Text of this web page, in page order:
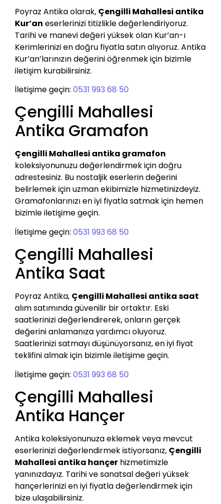
Poyraz Antika olarak, Çengilli Mahallesi antika
Kur’an eserlerinizi titizlikle değerlendiriyoruz.
Tarihi ve manevi değeri yüksek olan Kur’an-ı
Kerimlerinizi en doğru fiyatla satın alıyoruz. Antika
Kur’an’larınızın değerini öğrenmek için bizimle
iletişim kurabilirsiniz.
İletişime geçin: 0531 993 68 50
Çengilli Mahallesi
Antika Gramafon
Çengilli Mahallesi antika gramafon
koleksiyonunuzu değerlendirmek için doğru
adrestesiniz. Bu nostaljik eserlerin değerini
belirlemek için uzman ekibimizle hizmetinizdeyiz.
Gramafonlarınızı en iyi fiyatla satmak için hemen
bizimle iletişime geçin.
İletişime geçin: 0531 993 68 50
Çengilli Mahallesi
Antika Saat
Poyraz Antika, Çengilli Mahallesi antika saat
alım satımında güvenilir bir ortaktır. Eski
saatlerinizi değerlendirerek, onların gerçek
değerini anlamanıza yardımcı oluyoruz.
Saatlerinizi satmayı düşünüyorsanız, en iyi fiyat
teklifini almak için bizimle iletişime geçin.
İletişime geçin: 0531 993 68 50
Çengilli Mahallesi
Antika Hançer
Antika koleksiyonunuza eklemek veya mevcut
eserlerinizi değerlendirmek istiyorsanız, Çengilli
Mahallesi antika hançer hizmetimizle
yanınızdayız. Tarihi ve sanatsal değeri yüksek
hançerlerinizi en iyi fiyatla değerlendirmek için
bize ulaşabilirsiniz.